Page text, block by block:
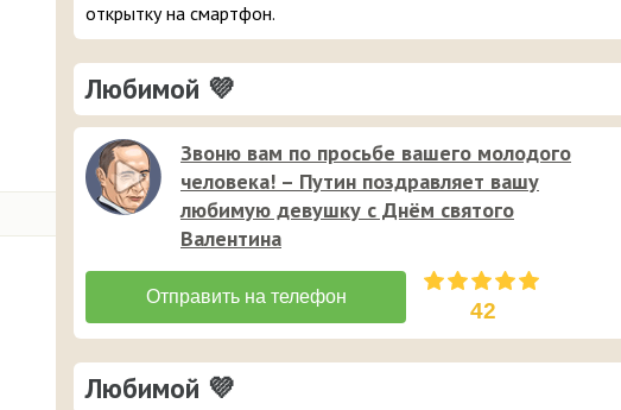
открытку на смартфон.
Любимой 💜
Звоню вам по просьбе вашего молодого
человека! – Путин поздравляет вашу
любимую девушку с Днём святого
Валентина
42
Любимой 💜